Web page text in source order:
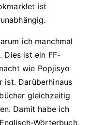
ist
ich manchmal
. Dies ist ein FF-
wie Popjisyo
ist. Darüberhinaus
gleichzeitig
Damit habe ich
Wörterbuch,